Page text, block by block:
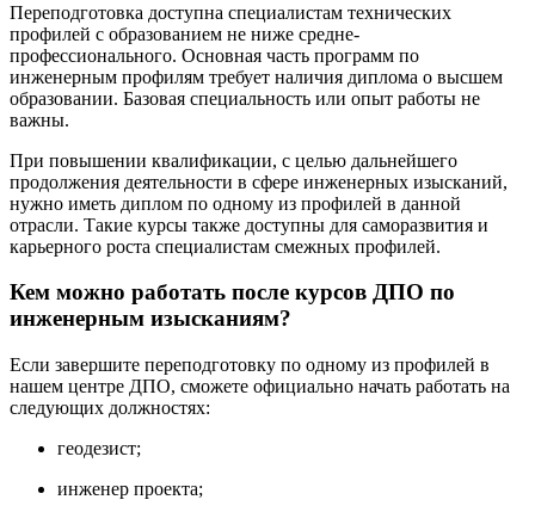
Переподготовка доступна специалистам технических
профилей с образованием не ниже средне-
профессионального. Основная часть программ по
инженерным профилям требует наличия диплома о высшем
образовании. Базовая специальность или опыт работы не
важны.
При повышении квалификации, с целью дальнейшего
продолжения деятельности в сфере инженерных изысканий,
нужно иметь диплом по одному из профилей в данной
отрасли. Такие курсы также доступны для саморазвития и
карьерного роста специалистам смежных профилей.
Кем можно работать после курсов ДПО по
инженерным изысканиям?
Если завершите переподготовку по одному из профилей в
нашем центре ДПО, сможете официально начать работать на
следующих должностях:
геодезист;
инженер проекта;